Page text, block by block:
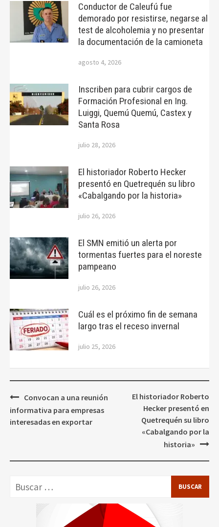
Conductor de Caleufú fue
demorado por resistirse, negarse al
test de alcoholemia y no presentar
la documentación de la camioneta
agosto 4, 2026
Inscriben para cubrir cargos de
Formación Profesional en Ing.
Luiggi, Quemú Quemú, Castex y
Santa Rosa
julio 28, 2026
El historiador Roberto Hecker
presentó en Quetrequén su libro
«Cabalgando por la historia»
julio 26, 2026
El SMN emitió un alerta por
tormentas fuertes para el noreste
pampeano
julio 26, 2026
Cuál es el próximo fin de semana
largo tras el receso invernal
julio 25, 2026
Navegación
de
entradas
Convocan a una reunión
informativa para empresas
interesadas en exportar
El historiador Roberto
Hecker presentó en
Quetrequén su libro
«Cabalgando por la
historia»
Buscar: